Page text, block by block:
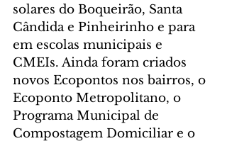
solares do Boqueirão, Santa
Cândida e Pinheirinho e para
em escolas municipais e
CMEIs. Ainda foram criados
novos Ecopontos nos bairros, o
Ecoponto Metropolitano, o
Programa Municipal de
Compostagem Domiciliar e o